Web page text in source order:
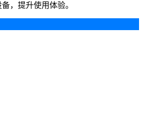
，提升使用体验。